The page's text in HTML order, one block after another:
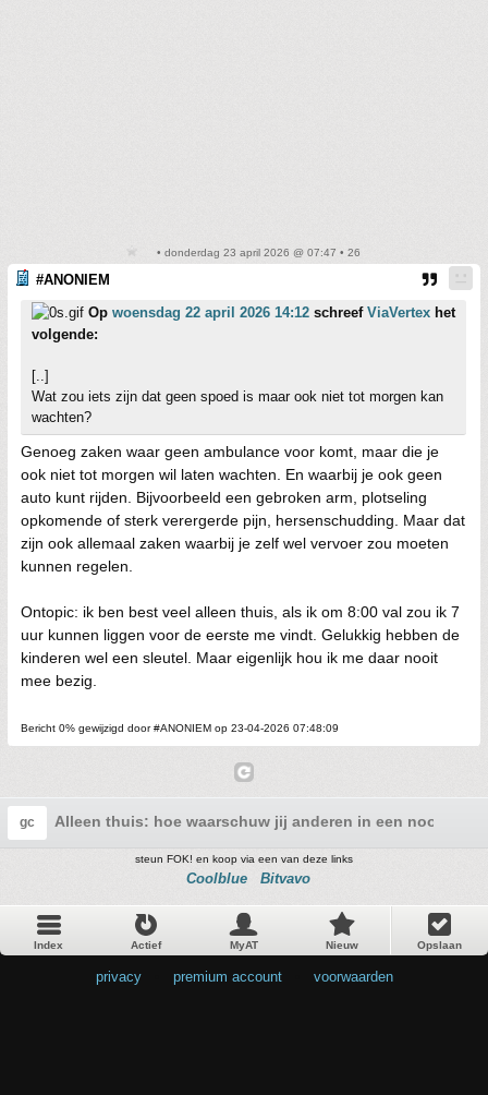
• donderdag 23 april 2026 @ 07:47 • 26
#ANONIEM
Op woensdag 22 april 2026 14:12 schreef ViaVertex het
volgende:
[..]
Wat zou iets zijn dat geen spoed is maar ook niet tot morgen kan
wachten?
Genoeg zaken waar geen ambulance voor komt, maar die je
ook niet tot morgen wil laten wachten. En waarbij je ook geen
auto kunt rijden. Bijvoorbeeld een gebroken arm, plotseling
opkomende of sterk verergerde pijn, hersenschudding. Maar dat
zijn ook allemaal zaken waarbij je zelf wel vervoer zou moeten
kunnen regelen.
Ontopic: ik ben best veel alleen thuis, als ik om 8:00 val zou ik 7
uur kunnen liggen voor de eerste me vindt. Gelukkig hebben de
kinderen wel een sleutel. Maar eigenlijk hou ik me daar nooit
mee bezig.
Bericht 0% gewijzigd door #ANONIEM op 23-04-2026 07:48:09
gc Alleen thuis: hoe waarschuw jij anderen in een
steun FOK! en koop via een van deze links
Coolblue Bitvavo
Index Actief MyAT Nieuw Opslaan
privacy premium account voorwaarden